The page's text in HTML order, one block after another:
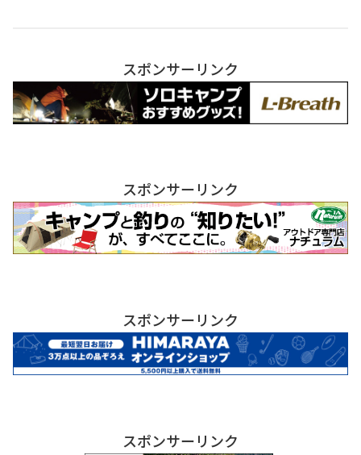
スポンサーリンク
スポンサーリンク
スポンサーリンク
スポンサーリンク